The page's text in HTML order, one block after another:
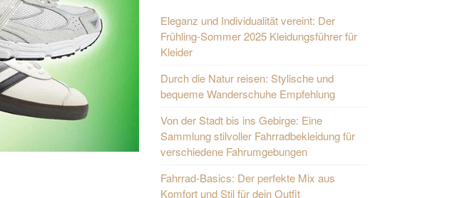
Eleganz und Individualität vereint: Der
Frühling-Sommer 2025 Kleidungsführer für
Kleider
Durch die Natur reisen: Stylische und
bequeme Wanderschuhe Empfehlung
Von der Stadt bis ins Gebirge: Eine
Sammlung stilvoller Fahrradbekleidung für
verschiedene Fahrumgebungen
Fahrrad-Basics: Der perfekte Mix aus
Komfort und Stil für dein Outfit